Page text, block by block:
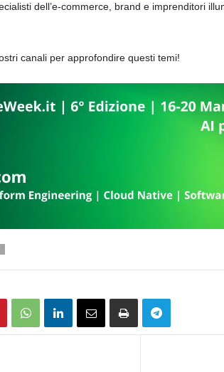
dell’e-commerce, brand e imprenditori
canali per approfondire questi temi!